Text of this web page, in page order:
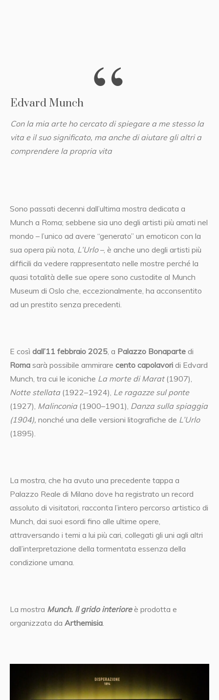
Edvard Munch
Con la mia arte ho cercato di spiegare a me stesso la
vita e il suo significato, ma anche di aiutare gli altri a
comprendere la propria vita
Sono passati decenni dall’ultima mostra dedicata a
Munch a Roma; sebbene sia uno degli artisti più amati nel
mondo – l’unico ad avere “generato” un emoticon con la
sua opera più nota, L’Urlo–, è anche uno degli artisti più
difficili da vedere rappresentato nelle mostre perché la
quasi totalità delle sue opere sono custodite al Munch
Museum di Oslo che, eccezionalmente, ha acconsentito
ad un prestito senza precedenti.
E così dall’11 febbraio 2025, a Palazzo Bonapartedi
Romasarà possibile ammirare cento capolavoridi Edvard
Munch, tra cui le iconiche La morte di Marat(1907),
Notte stellata(1922–1924), Le ragazze sul ponte
(1927), Malinconia(1900–1901), Danza sulla spiaggia
(1904), nonché una delle versioni litografiche de L’Urlo
(1895).
La mostra, che ha avuto una precedente tappa a
Palazzo Reale di Milano dove ha registrato un record
assoluto di visitatori, racconta l’intero percorso artistico di
Munch, dai suoi esordi fino alle ultime opere,
attraversando i temi a lui più cari, collegati gli uni agli altri
dall’interpretazione della tormentata essenza della
condizione umana.
La mostra Munch. Il grido interioreè prodotta e
organizzata da Arthemisia.